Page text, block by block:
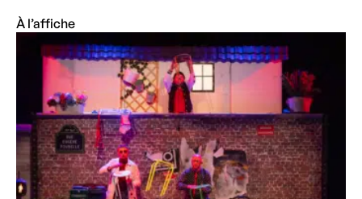
À l’affiche